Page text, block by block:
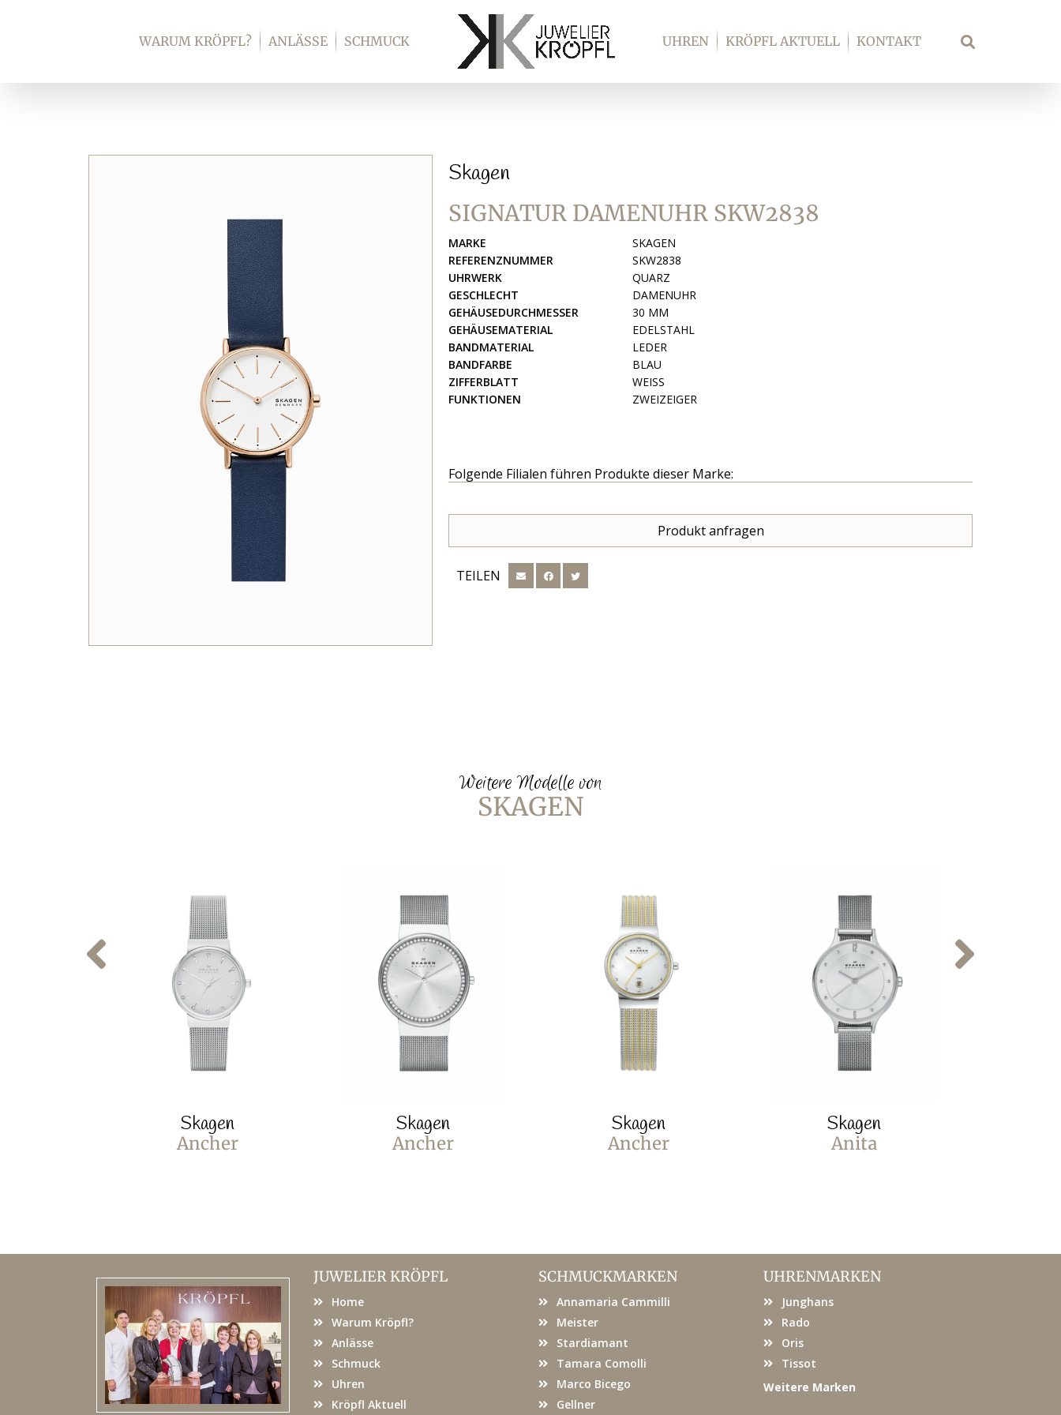
WARUM KRÖPFL? ANLÄSSE SCHMUCK UHREN KRÖPFL AKTUELL KONTAKT Suche
Skagen
SIGNATUR DAMENUHR SKW2838
MARKE
SKAGEN
REFERENZNUMMER
SKW2838
UHRWERK
QUARZ
GESCHLECHT
DAMENUHR
GEHÄUSEDURCHMESSER
30 MM
GEHÄUSEMATERIAL
EDELSTAHL
BANDMATERIAL
LEDER
BANDFARBE
BLAU
ZIFFERBLATT
WEISS
FUNKTIONEN
ZWEIZEIGER
Folgende Filialen führen Produkte dieser Marke:
Produkt anfragen
TEILEN
Weitere Modelle von
SKAGEN
Skagen
Ancher
Skagen
Ancher
Skagen
Ancher
Skagen
Anita
JUWELIER KRÖPFL
Home
Warum Kröpfl?
Anlässe
Schmuck
Uhren
Kröpfl Aktuell
SCHMUCKMARKEN
Annamaria Cammilli
Meister
Stardiamant
Tamara Comolli
Marco Bicego
Gellner
UHRENMARKEN
Junghans
Rado
Oris
Tissot
Weitere Marken